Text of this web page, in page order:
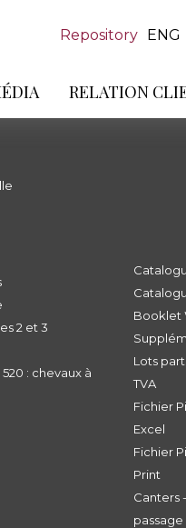
Repository ENG
RELATION
2 et 3
: chevaux à
Booklet
Lots
TVA
Fichier
Excel
Fichier
Print
Canters
passage